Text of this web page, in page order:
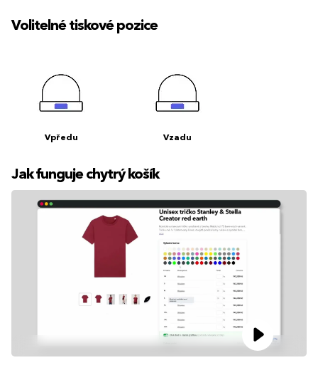
Volitelné tiskové pozice
Vpředu Vzadu
Jak funguje chytrý košík